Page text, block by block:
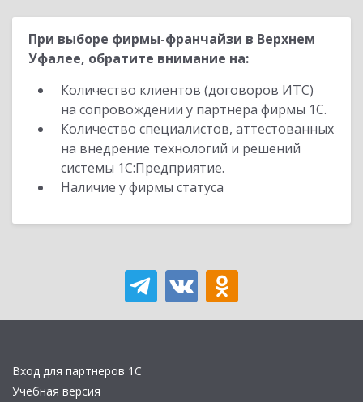
При выборе фирмы-франчайзи в Верхнем
Уфалее, обратите внимание на:
Количество клиентов (договоров ИТС)
на сопровождении у партнера фирмы 1С.
Количество специалистов, аттестованных
на внедрение технологий и решений
системы 1С:Предприятие.
Наличие у фирмы статуса
Вход для партнеров 1С
Учебная версия